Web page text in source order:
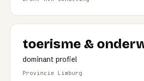
toerisme &
dominant profiel
Provincie Limburg